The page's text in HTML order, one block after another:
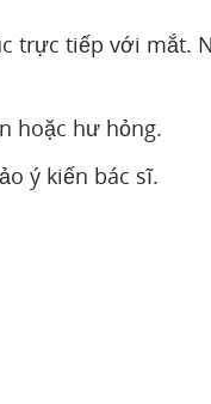
trực tiếp với mắt.
hoặc hư hỏng.
ý kiến bác sĩ.